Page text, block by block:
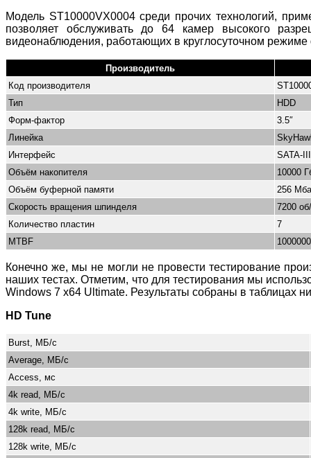
Модель ST10000VX0004 среди прочих технологий,
позволяет обслуживать до 64 камер высокого
видеонаблюдения, работающих в круглосуточном
Производитель
Код производителя
Тип
HDD
Форм-фактор
3.5″
Линейка
Интерфейс
SATA-III
Объём накопителя
10000
Объём буферной памяти
256
Скорость вращения шпинделя
7200
Количество пластин
7
MTBF
Конечно же, мы не могли не провести тестирование
наших тестах. Отметим, что для тестирования мы
Windows 7 x64 Ultimate. Результаты собраны в таблицах
HD Tune
Burst, МБ/с
Average, МБ/с
Access, мс
4k read, МБ/с
4k write, МБ/с
128k read, МБ/с
128k write, МБ/с